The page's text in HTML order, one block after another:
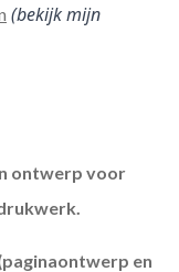
(bekijk mijn
ontwerp voor
en